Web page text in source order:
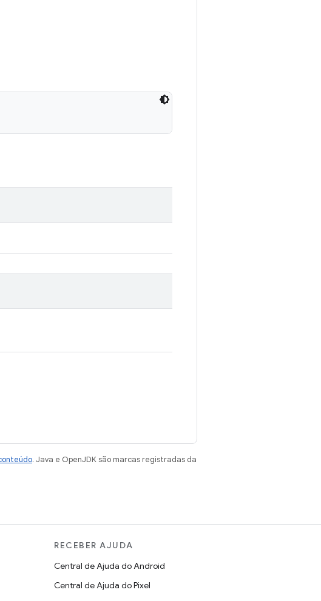
. Java e OpenJDK são marcas registradas da
RECEBER AJUDA
Central de Ajuda do Android
Central de Ajuda do Pixel